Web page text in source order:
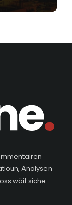
Analysen
wäit siche